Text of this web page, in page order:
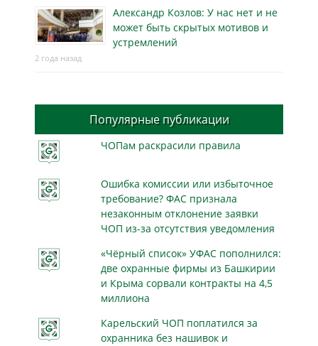
Александр Козлов: У нас нет и не
может быть скрытых мотивов и
устремлений
2 года назад
Популярные публикации
ЧОПам раскрасили правила
Ошибка комиссии или избыточное
требование? ФАС признала
незаконным отклонение заявки
ЧОП из-за отсутствия уведомления
«Чёрный список» УФАС пополнился:
две охранные фирмы из Башкирии
и Крыма сорвали контракты на 4,5
миллиона
Карельский ЧОП поплатился за
охранника без нашивок и